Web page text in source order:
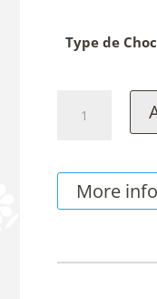
Type de
de
Fritures
More